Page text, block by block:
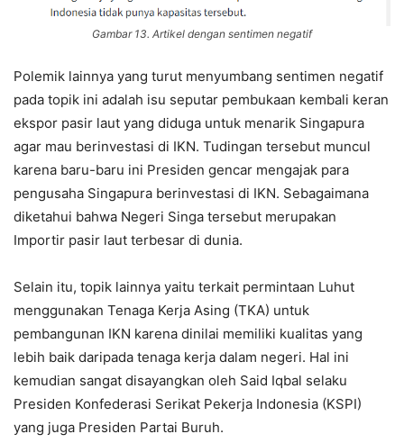
Gambar 13. Artikel dengan sentimen negatif
Polemik lainnya yang turut menyumbang sentimen negatif
pada topik ini adalah isu seputar pembukaan kembali keran
ekspor pasir laut yang diduga untuk menarik Singapura
agar mau berinvestasi di IKN. Tudingan tersebut muncul
karena baru-baru ini Presiden gencar mengajak para
pengusaha Singapura berinvestasi di IKN. Sebagaimana
diketahui bahwa Negeri Singa tersebut merupakan
Importir pasir laut terbesar di dunia.
Selain itu, topik lainnya yaitu terkait permintaan Luhut
menggunakan Tenaga Kerja Asing (TKA) untuk
pembangunan IKN karena dinilai memiliki kualitas yang
lebih baik daripada tenaga kerja dalam negeri. Hal ini
kemudian sangat disayangkan oleh Said Iqbal selaku
Presiden Konfederasi Serikat Pekerja Indonesia (KSPI)
yang juga Presiden Partai Buruh.